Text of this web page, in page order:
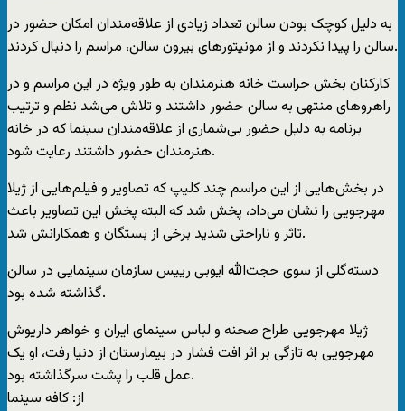
به دلیل کوچک بودن سالن تعداد زیادی از علاقه‌مندان امکان حضور در
سالن را پیدا نکردند و از مونیتورهای بیرون سالن، مراسم را دنبال کردند.
کارکنان بخش حراست خانه هنرمندان به طور ویژه در این مراسم و در
راهروهای منتهی به سالن حضور داشتند و تلاش می‌شد نظم و ترتیب
برنامه به دلیل حضور بی‌شماری از علاقه‌مندان سینما که در خانه
هنرمندان حضور داشتند رعایت شود.
در بخش‌هایی از این مراسم چند کلیپ که تصاویر و فیلم‌هایی از ژیلا
مهرجویی را نشان می‌داد، پخش شد که البته پخش این تصاویر باعث
تاثر و ناراحتی شدید برخی از بستگان و همکارانش شد.
دسته‌گلی از سوی حجت‌الله ایوبی رییس سازمان سینمایی در سالن
گذاشته شده بود.
ژیلا مهرجویی طراح صحنه و لباس سینمای ایران و خواهر داریوش
مهرجویی به تازگی بر اثر افت فشار در بیمارستان از دنیا رفت، او یک
عمل قلب را پشت سرگذاشته بود.
از: کافه سینما